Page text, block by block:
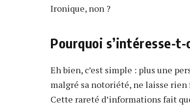
Ironique, non ?
Pourquoi s’intéresse-t-
Eh bien, c’est simple : plus une
malgré sa notoriété, ne laisse
Cette rareté d’informations fait